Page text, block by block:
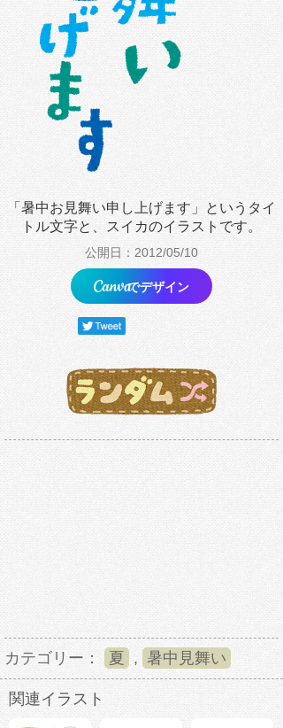
「暑中お見舞い申し上げます」というタイ
トル文字と、スイカのイラストです。
公開日：2012/05/10
でデザイン
カテゴリー： 夏 , 暑中見舞い
関連イラスト